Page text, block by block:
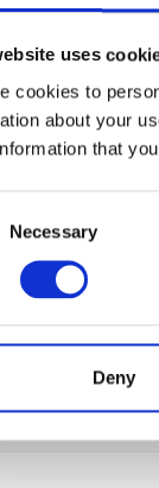
uses
cookies to
about your
that
Necessary
Deny
A4 Papper 50-